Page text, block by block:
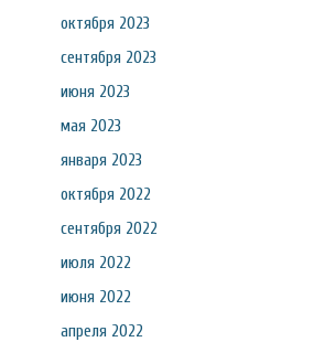
октября 2023
сентября 2023
июня 2023
мая 2023
января 2023
октября 2022
сентября 2022
июля 2022
июня 2022
апреля 2022